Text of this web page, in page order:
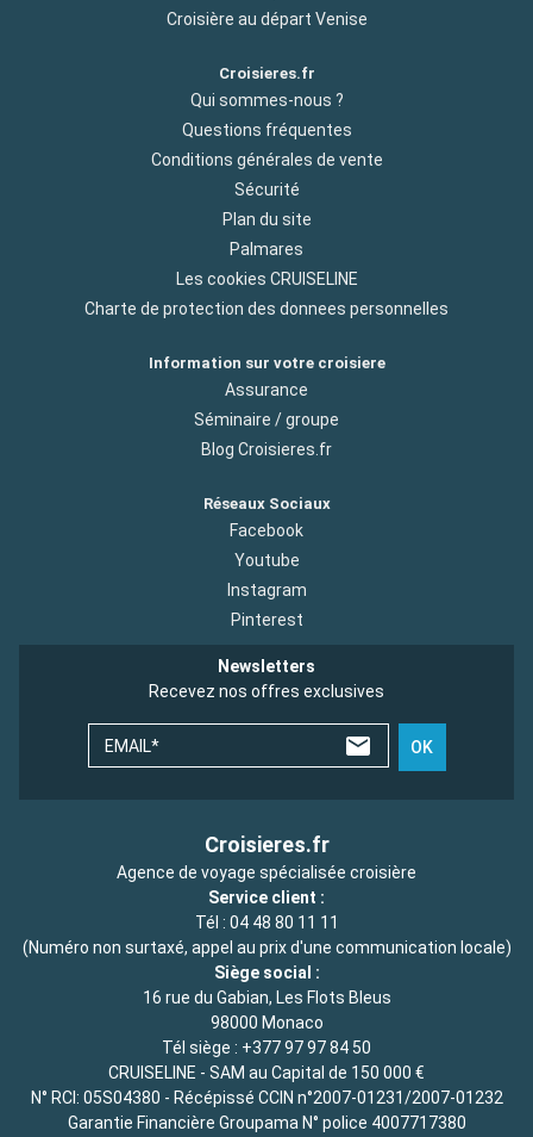
Croisière au départ Venise
Croisieres.fr
Qui sommes-nous ?
Questions fréquentes
Conditions générales de vente
Sécurité
Plan du site
Palmares
Les cookies CRUISELINE
Charte de protection des donnees personnelles
Information sur votre croisiere
Assurance
Séminaire / groupe
Blog Croisieres.fr
Réseaux Sociaux
Facebook
Youtube
Instagram
Pinterest
Newsletters
Recevez nos offres exclusives
EMAIL* OK
Croisieres.fr
Agence de voyage spécialisée croisière
Service client :
Tél : 04 48 80 11 11
(Numéro non surtaxé, appel au prix d'une communication locale)
Siège social :
16 rue du Gabian, Les Flots Bleus
98000 Monaco
Tél siège : +377 97 97 84 50
CRUISELINE - SAM au Capital de 150 000 €
N° RCI: 05S04380 - Récépissé CCIN n°2007-01231/2007-01232
Garantie Financière Groupama N° police 4007717380